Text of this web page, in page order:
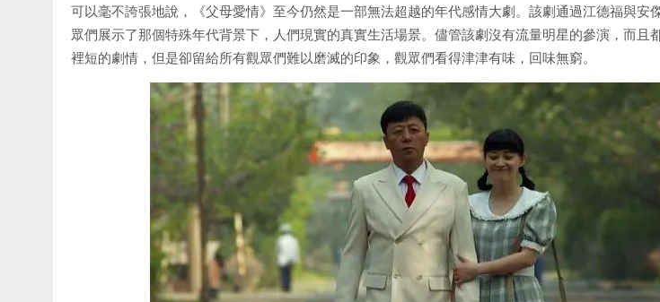
可以毫不誇張地說，《父母愛情》至今仍然是一部無法超越的年代感情大劇。該劇通過江德福與安
眾們展示了那個特殊年代背景下，人們現實的真實生活場景。儘管該劇沒有流量明星的參演，而且
裡短的劇情，但是卻留給所有觀眾們難以磨滅的印象，觀眾們看得津津有味，回味無窮。